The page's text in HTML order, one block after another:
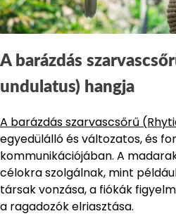
A barázdás
undulatus) hangja
A barázdás szarvascsőrű
egyedülálló és változatos, és
kommunikációjában. A
célokra szolgálnak, mint
társak vonzása, a fiókák
a ragadozók elriasztása.